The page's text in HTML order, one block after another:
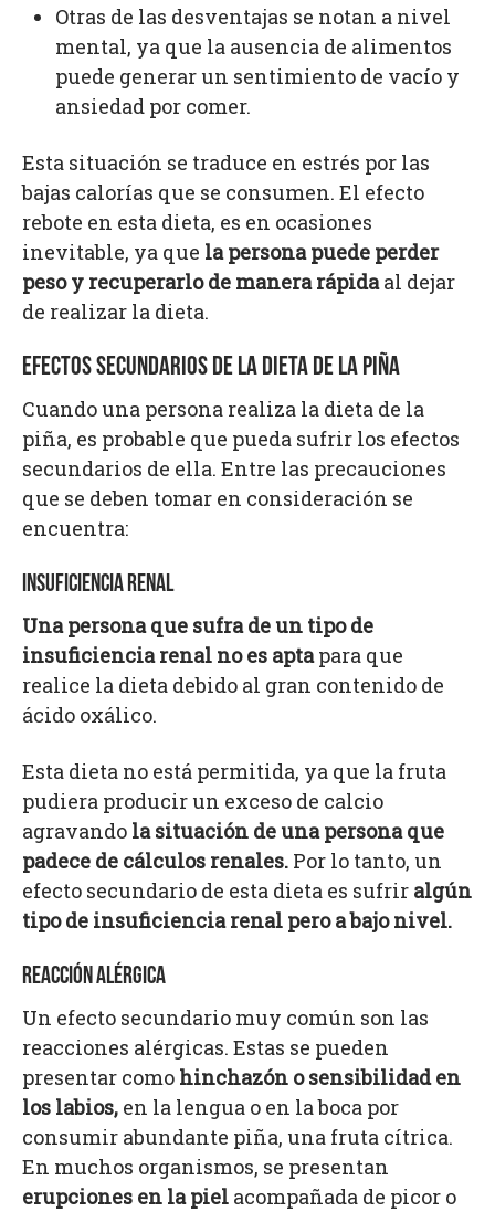
Otras de las desventajas se notan a nivel
mental, ya que la ausencia de alimentos
puede generar un sentimiento de vacío y
ansiedad por comer.
Esta situación se traduce en estrés por las
bajas calorías que se consumen. El efecto
rebote en esta dieta, es en ocasiones
inevitable, ya que la persona puede perder
peso y recuperarlo de manera rápidaal dejar
de realizar la dieta.
EFECTOS SECUNDARIOS DE LA DIETA DE LA PIÑA
Cuando una persona realiza la dieta de la
piña, es probable que pueda sufrir los efectos
secundarios de ella. Entre las precauciones
que se deben tomar en consideración se
encuentra:
INSUFICIENCIA RENAL
Una persona que sufra de un tipo de
insuficiencia renal no es aptapara que
realice la dieta debido al gran contenido de
ácido oxálico.
Esta dieta no está permitida, ya que la fruta
pudiera producir un exceso de calcio
agravando la situación de una persona que
padece de cálculos renales. Por lo tanto, un
efecto secundario de esta dieta es sufrir algún
tipo de insuficiencia renal pero a bajo nivel.
REACCIÓN ALÉRGICA
Un efecto secundario muy común son las
reacciones alérgicas. Estas se pueden
presentar como hinchazón o sensibilidad en
los labios, en la lengua o en la boca por
consumir abundante piña, una fruta cítrica.
En muchos organismos, se presentan
erupciones en la piel acompañada de picor o